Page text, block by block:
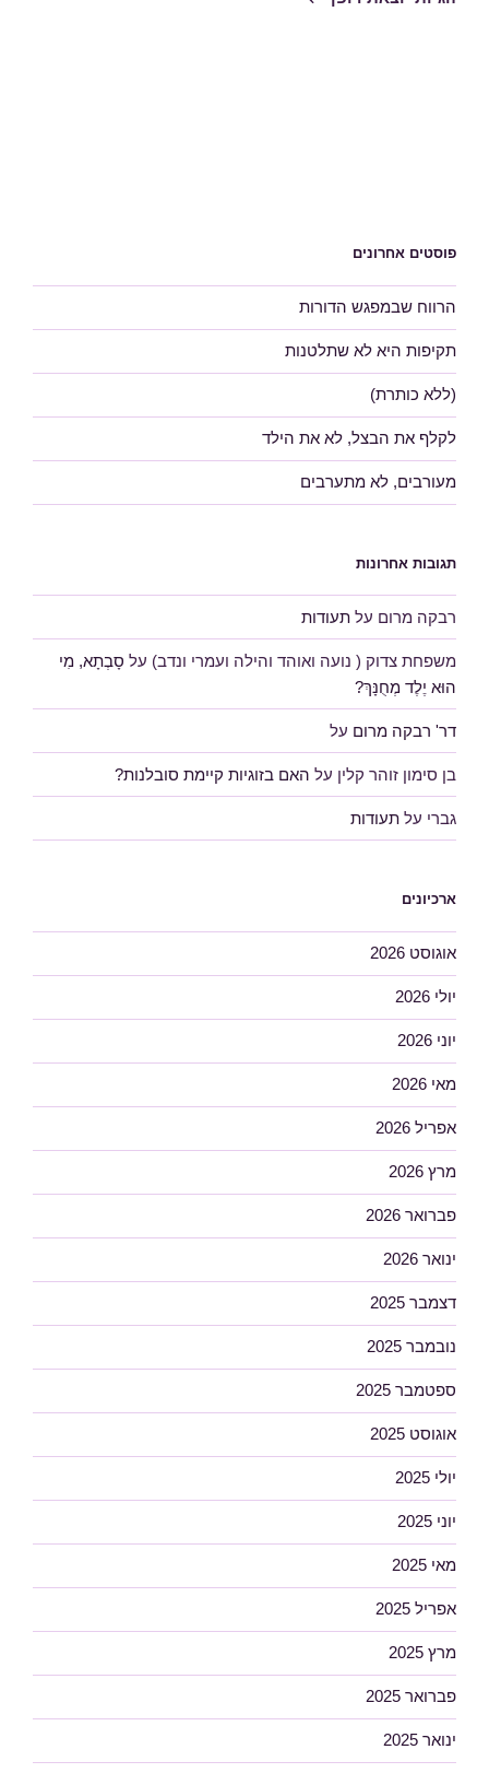
פוסטים אחרונים
הרווח שבמפגש הדורות
תקיפות היא לא שתלטנות
(ללא כותרת)
לקלף את הבצל, לא את הילד
מעורבים, לא מתערבים
תגובות אחרונות
רבקה מרום על תעודות
משפחת צדוק ( נועה ואוהד והילה ועמרי ונדב) על סָבְתָא, מִי
הוּא יֶלֶד מְחֻנָּךְ?
דר' רבקה מרום על
בן סימון זוהר קלין על האם בזוגיות קיימת סובלנות?
גברי על תעודות
ארכיונים
אוגוסט 2026
יולי 2026
יוני 2026
מאי 2026
אפריל 2026
מרץ 2026
פברואר 2026
ינואר 2026
דצמבר 2025
נובמבר 2025
ספטמבר 2025
אוגוסט 2025
יולי 2025
יוני 2025
מאי 2025
אפריל 2025
מרץ 2025
פברואר 2025
ינואר 2025